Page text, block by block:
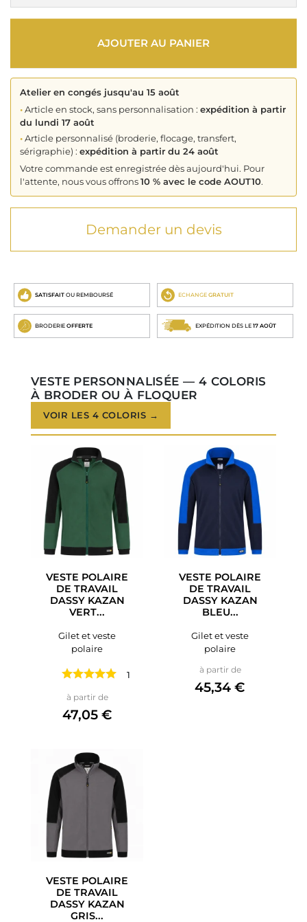
AJOUTER AU PANIER
Atelier en congés jusqu'au 15 août
•Article en stock, sans personnalisation : expédition à partir
du lundi 17 août
•Article personnalisé (broderie, flocage, transfert,
sérigraphie) : expédition à partir du 24 août
Votre commande est enregistrée dès aujourd'hui. Pour
l'attente, nous vous offrons10 % avec le code AOUT10.
Demander un devis
SATISFAIT OU REMBOURSÉ ECHANGE GRATUIT
BRODERIE OFFERTE EXPÉDITION DÈS LE 17 AOÛT
VESTE PERSONNALISÉE — 4 COLORIS
À BRODER OU À FLOQUER
VOIR LES 4 COLORIS →
VESTE POLAIRE
DE TRAVAIL
DASSY KAZAN
VERT...
Gilet et veste
polaire
1 avis
à partir dePrix
47,05 €
VESTE POLAIRE
DE TRAVAIL
DASSY KAZAN
BLEU...
Gilet et veste
polaire
à partir dePrix
45,34 €
VESTE POLAIRE
DE TRAVAIL
DASSY KAZAN
GRIS...